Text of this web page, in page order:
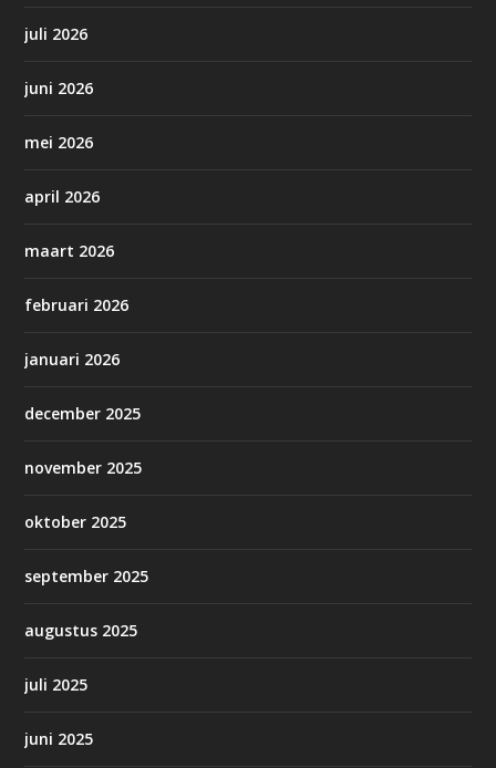
juli 2026
juni 2026
mei 2026
april 2026
maart 2026
februari 2026
januari 2026
december 2025
november 2025
oktober 2025
september 2025
augustus 2025
juli 2025
juni 2025